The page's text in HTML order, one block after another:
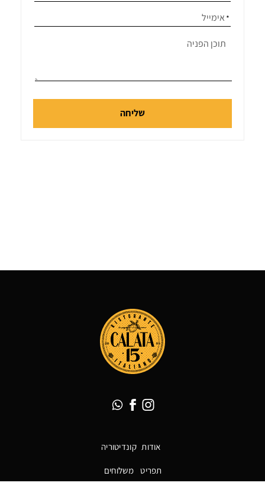
טופס
-
דברו
איתנו
אודות
תפריט
קונדיטוריה
משלוחים
calataלעמוד
calata
whatsapp